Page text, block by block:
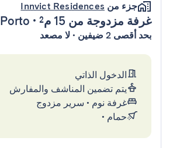
جزء من Innvict Residences
غرفة مزدوجة من 15 م² •
Porto
بحد أقصى 2 ضيفين • لا مصعد
الدخول الذاتي
يتم تضمين المناشف والمفارش
غرفة نوم • سرير مزدوج
حمام •